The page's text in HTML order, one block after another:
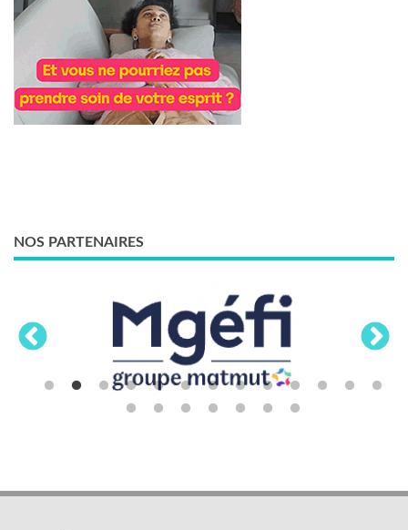
NOS PARTENAIRES